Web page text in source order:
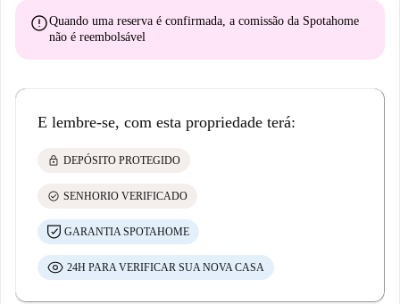
errorQuando uma reserva é confirmada, a comissão da Spotahome
não é reembolsável
E lembre-se, com esta propriedade terá:
lock DEPÓSITO PROTEGIDO
check_circle SENHORIO VERIFICADO
GARANTIA SPOTAHOME
24H PARA VERIFICAR SUA NOVA CASA